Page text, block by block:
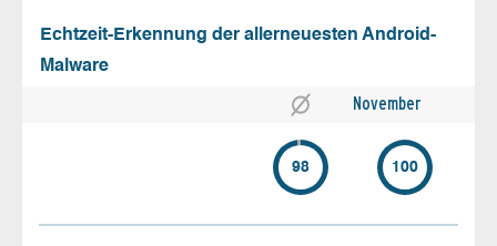
Echtzeit-Erkennung der allerneuesten Android-
Malware
November
98 100